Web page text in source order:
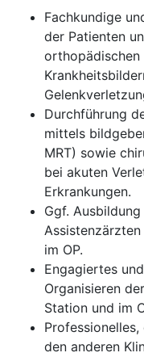
Fachkundige
der Patienten
orthopädischen
Durchführung
mittels
MRT) sowie
bei akuten
Erkrankungen.
Ggf.
im OP.
Engagiertes
Organisieren
Station und im
den anderen